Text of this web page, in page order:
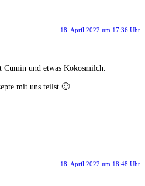
18. April 2022 um 17:36 Uhr
und etwas Kokosmilch.
mit uns teilst 🙂
18. April 2022 um 18:48 Uhr